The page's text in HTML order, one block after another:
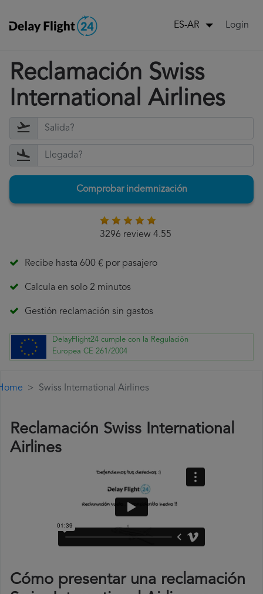
ES-AR Login
Reclamación Swiss
International Airlines
Comprobar indemnización
3296 review 4.55
Recibe hasta 600 € por pasajero
Calcula en solo 2 minutos
Gestión reclamación sin gastos
DelayFlight24 cumple con la Regulación
Europea CE 261/2004
Swiss International Airlines
Reclamación Swiss International
Airlines
Cómo presentar una reclamación